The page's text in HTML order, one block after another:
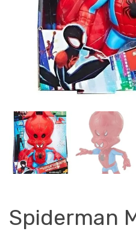
Spiderman